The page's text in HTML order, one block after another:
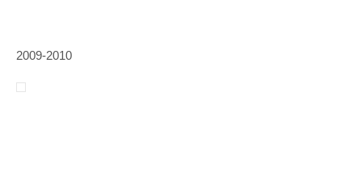
2009-2010